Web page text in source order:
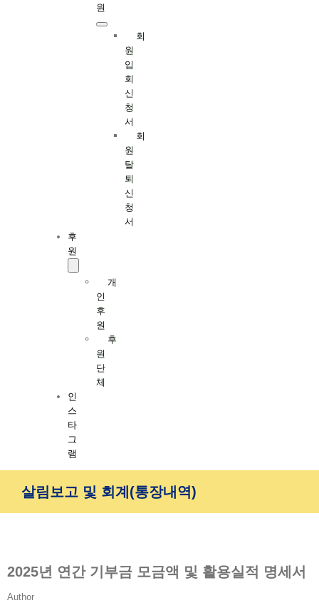
원
회
원
입
회
신
청
서
회
원
탈
퇴
신
청
서
후
원
개
인
후
원
후
원
단
체
인
스
타
그
램
살림보고 및 회계(통장내역)
2025년 연간 기부금 모금액 및 활용실적 명세서
Author